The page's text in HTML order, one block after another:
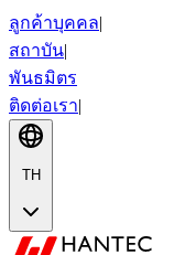
ลูกค้าบุคคล|
สถาบัน|
พันธมิตร
ติดต่อเรา|
TH